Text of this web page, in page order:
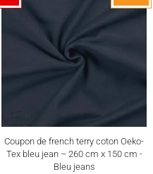
Coupon de french terry coton Oeko-
Tex bleu jean – 260 cm x 150 cm -
Bleu jeans